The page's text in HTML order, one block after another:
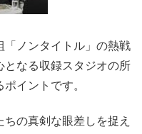
「ノンタイトル」の熱戦
となる収録スタジオの所
イントです。
の真剣な眼差しを捉え